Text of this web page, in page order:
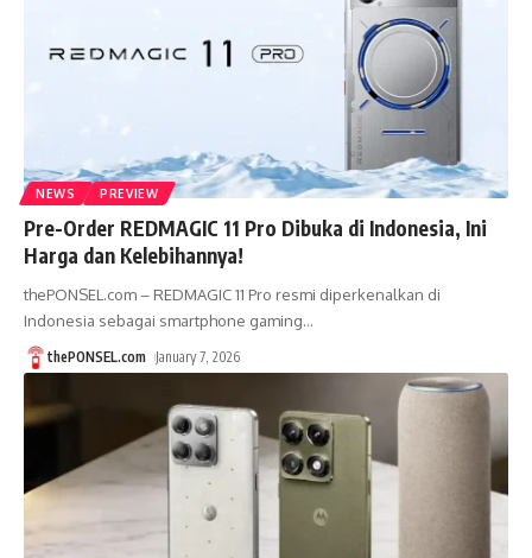
NEWS PREVIEW
Pre-Order REDMAGIC 11 Pro Dibuka di Indonesia, Ini
Harga dan Kelebihannya!
thePONSEL.com – REDMAGIC 11 Pro resmi diperkenalkan di
Indonesia sebagai smartphone gaming…
thePONSEL.com January 7, 2026